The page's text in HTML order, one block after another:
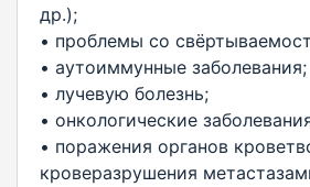
др.);
• проблемы со
• аутоиммунные заболевания;
• лучевую болезнь;
• онкологические
• поражения органов
кроверазрушения